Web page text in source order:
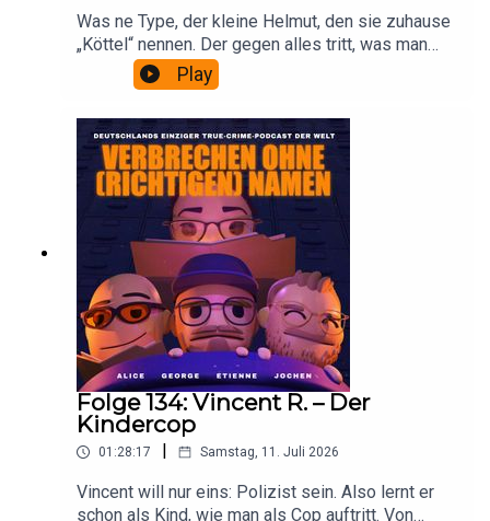
Was ne Type, der kleine Helmut, den sie zuhause
„Köttel“ nennen. Der gegen alles tritt, was man
schießen kann – bis er der Boss des Spielfelds
ist. Der sich mit Witz, Tempo und einer
Extraportion gelassener Eigenwilligkeit durchs
Leben spielt. Tore schießt er wie kein Zweiter.
Fürs Autofahren gilt das auch (fast) immer.
Autoritäten jucken ihn wenig. Daran ändert auch
seine Bekanntheit nichts, da bleibt er sich treu.
Wie seiner Frau, seiner Stammkneipe und seinem
Ruhrgebiet.
Play
Folge 134: Vincent R. – Der
Kindercop
01:28:17 | Samstag, 11. Juli 2026
Vincent will nur eins: Polizist sein. Also lernt er
schon als Kind, wie man als Cop auftritt. Von